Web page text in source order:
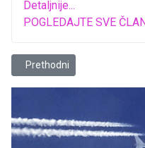
Detaljnije...
POGLEDAJTE SVE
Prethodni članak:
Prethodni